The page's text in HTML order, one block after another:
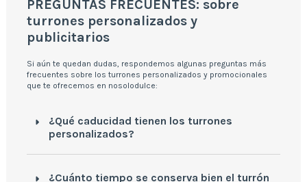
PREGUNTAS FRECUENTES: sobre
turrones personalizados y
publicitarios
Si aún te quedan dudas, respondemos algunas preguntas más
frecuentes sobre los turrones personalizados y promocionales
que te ofrecemos en nosolodulce:
¿Qué caducidad tienen los turrones
personalizados?
¿Cuánto tiempo se conserva bien el turrón